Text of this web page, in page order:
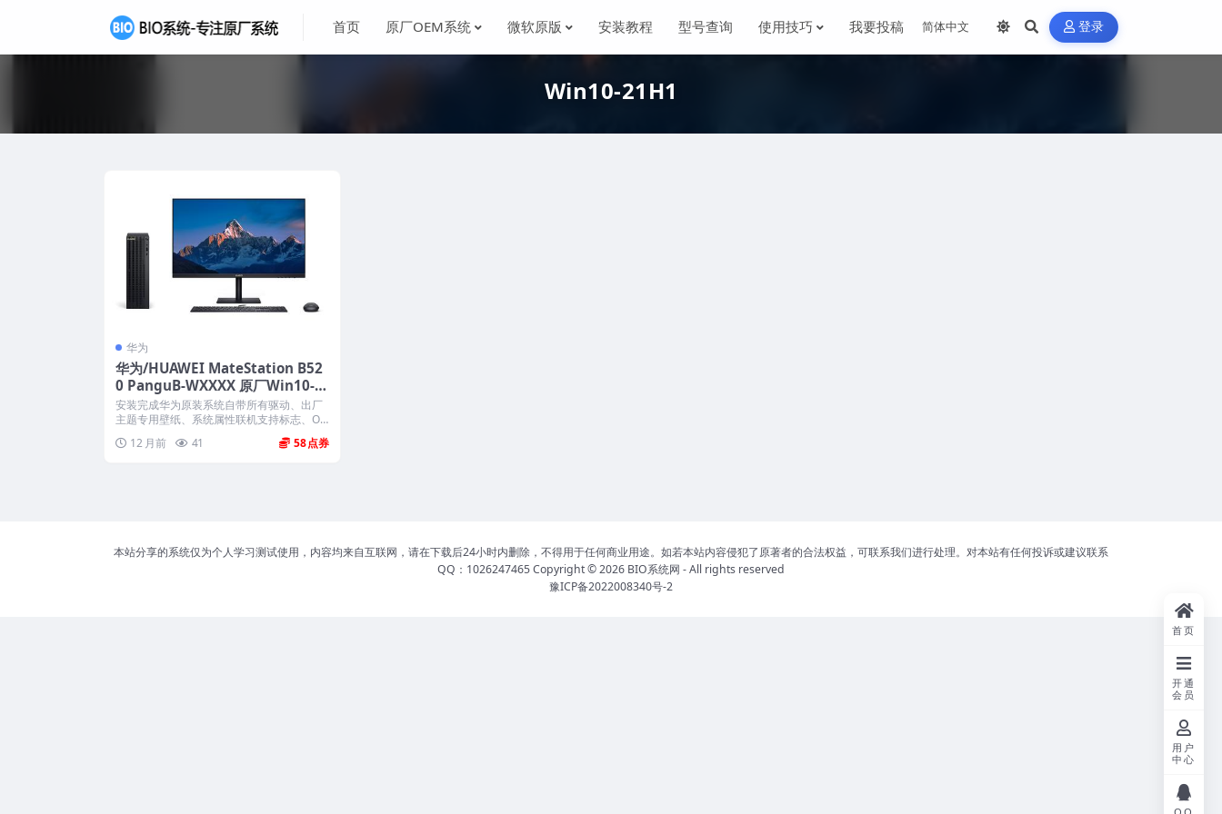
首页 原厂OEM系统 微软原版 安装教程 型号查询 使用技巧 我要投稿 登录
Win10-21H1
华为
华为/HUAWEI MateStation B52
0 PanguB-WXXXX 原厂Win10-2
1H1系统 工厂文件 带F10智能还原
安装完成华为原装系统自带所有驱动、出厂
主题专用壁纸、系统属性联机支持标志、Of
12 月前 41 58
本站分享的系统仅为个人学习测试使用，内容均来自互联网，请在下载后24小时内删除，不得用于任何商业用途。如若本站内容侵犯了原著者的合法权益，可联系我们进行处理。对本站有任何投诉或建议联系
QQ：1026247465 Copyright © 2026 BIO系统网 - All rights reserved
豫ICP备2022008340号-2
首页
开通
会员
用户
中心